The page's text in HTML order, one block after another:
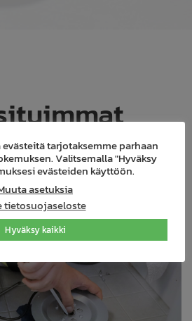
tarjotaksemme parhaan
Valitsemalla "Hyväksy
evästeiden käyttöön.
asetuksia
tietosuojaseloste
Hyväksy kaikki